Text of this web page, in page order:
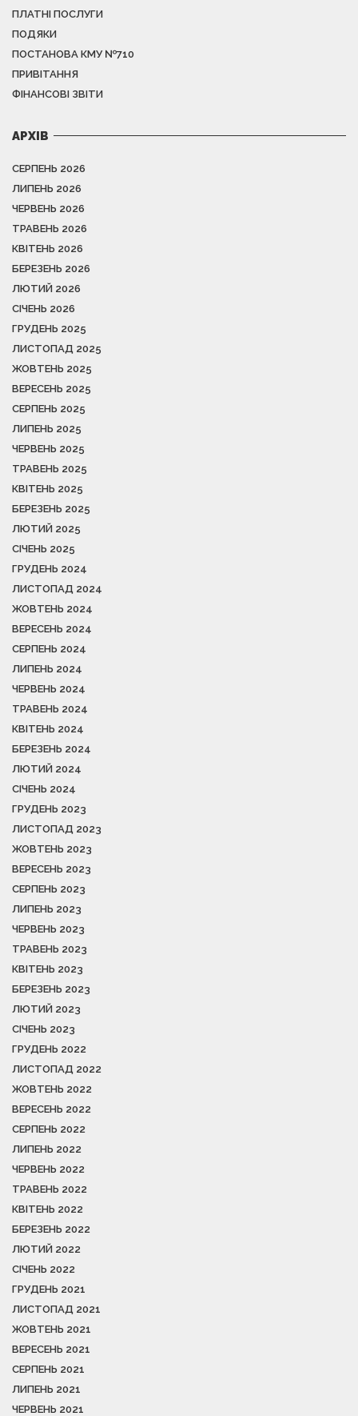
ПЛАТНІ ПОСЛУГИ
ПОДЯКИ
ПОСТАНОВА КМУ №710
ПРИВІТАННЯ
ФІНАНСОВІ ЗВІТИ
АРХІВ
СЕРПЕНЬ 2026
ЛИПЕНЬ 2026
ЧЕРВЕНЬ 2026
ТРАВЕНЬ 2026
КВІТЕНЬ 2026
БЕРЕЗЕНЬ 2026
ЛЮТИЙ 2026
СІЧЕНЬ 2026
ГРУДЕНЬ 2025
ЛИСТОПАД 2025
ЖОВТЕНЬ 2025
ВЕРЕСЕНЬ 2025
СЕРПЕНЬ 2025
ЛИПЕНЬ 2025
ЧЕРВЕНЬ 2025
ТРАВЕНЬ 2025
КВІТЕНЬ 2025
БЕРЕЗЕНЬ 2025
ЛЮТИЙ 2025
СІЧЕНЬ 2025
ГРУДЕНЬ 2024
ЛИСТОПАД 2024
ЖОВТЕНЬ 2024
ВЕРЕСЕНЬ 2024
СЕРПЕНЬ 2024
ЛИПЕНЬ 2024
ЧЕРВЕНЬ 2024
ТРАВЕНЬ 2024
КВІТЕНЬ 2024
БЕРЕЗЕНЬ 2024
ЛЮТИЙ 2024
СІЧЕНЬ 2024
ГРУДЕНЬ 2023
ЛИСТОПАД 2023
ЖОВТЕНЬ 2023
ВЕРЕСЕНЬ 2023
СЕРПЕНЬ 2023
ЛИПЕНЬ 2023
ЧЕРВЕНЬ 2023
ТРАВЕНЬ 2023
КВІТЕНЬ 2023
БЕРЕЗЕНЬ 2023
ЛЮТИЙ 2023
СІЧЕНЬ 2023
ГРУДЕНЬ 2022
ЛИСТОПАД 2022
ЖОВТЕНЬ 2022
ВЕРЕСЕНЬ 2022
СЕРПЕНЬ 2022
ЛИПЕНЬ 2022
ЧЕРВЕНЬ 2022
ТРАВЕНЬ 2022
КВІТЕНЬ 2022
БЕРЕЗЕНЬ 2022
ЛЮТИЙ 2022
СІЧЕНЬ 2022
ГРУДЕНЬ 2021
ЛИСТОПАД 2021
ЖОВТЕНЬ 2021
ВЕРЕСЕНЬ 2021
СЕРПЕНЬ 2021
ЛИПЕНЬ 2021
ЧЕРВЕНЬ 2021